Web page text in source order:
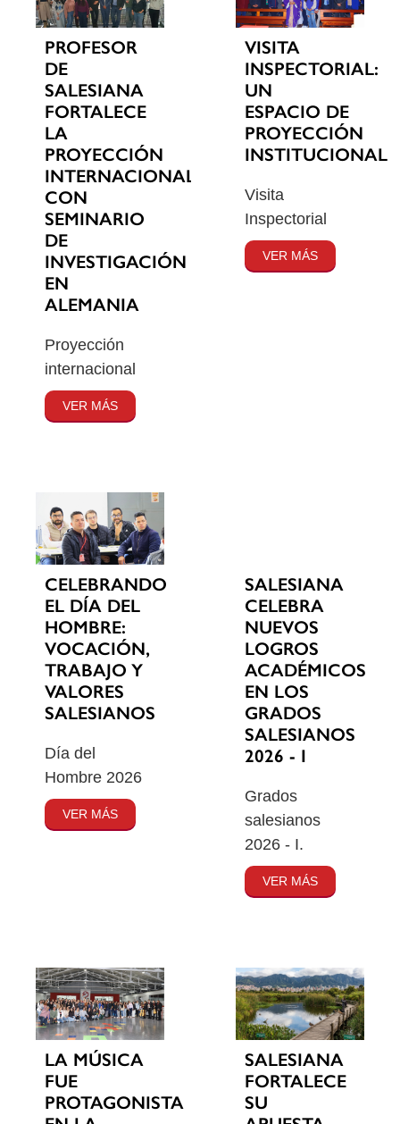
PROFESOR
DE
SALESIANA
FORTALECE
LA
PROYECCIÓN
INTERNACIONAL
CON
SEMINARIO
DE
INVESTIGACIÓN
EN
ALEMANIA
Proyección
internacional
VER MÁS
VISITA
INSPECTORIAL:
UN
ESPACIO DE
PROYECCIÓN
INSTITUCIONAL
Visita
Inspectorial
VER MÁS
CELEBRANDO
EL DÍA DEL
HOMBRE:
VOCACIÓN,
TRABAJO Y
VALORES
SALESIANOS
Día del
Hombre 2026
VER MÁS
SALESIANA
CELEBRA
NUEVOS
LOGROS
ACADÉMICOS
EN LOS
GRADOS
SALESIANOS
2026 - I
Grados
salesianos
2026 - I.
VER MÁS
LA MÚSICA
FUE
PROTAGONISTA
SALESIANA
FORTALECE
SU